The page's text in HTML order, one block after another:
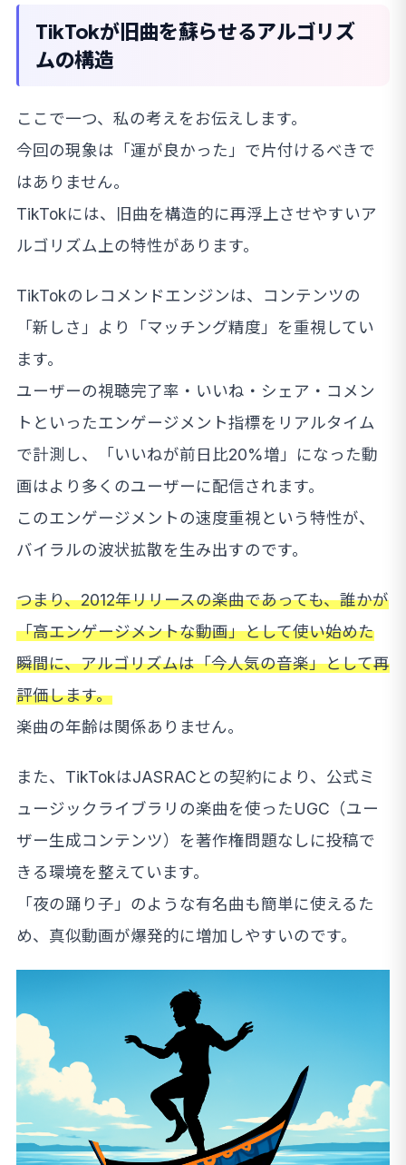
TikTokが旧曲を蘇らせるアルゴリズ
ムの構造
ここで一つ、私の考えをお伝えします。
今回の現象は「運が良かった」で片付けるべきで
はありません。
TikTokには、旧曲を構造的に再浮上させやすいア
ルゴリズム上の特性があります。
TikTokのレコメンドエンジンは、コンテンツの
「新しさ」より「マッチング精度」を重視してい
ます。
ユーザーの視聴完了率・いいね・シェア・コメン
トといったエンゲージメント指標をリアルタイム
で計測し、「いいねが前日比20%増」になった動
画はより多くのユーザーに配信されます。
このエンゲージメントの速度重視という特性が、
バイラルの波状拡散を生み出すのです。
つまり、2012年リリースの楽曲であっても、誰かが
「高エンゲージメントな動画」として使い始めた
瞬間に、アルゴリズムは「今人気の音楽」として再
評価します。
楽曲の年齢は関係ありません。
また、TikTokはJASRACとの契約により、公式ミ
ュージックライブラリの楽曲を使ったUGC（ユー
ザー生成コンテンツ）を著作権問題なしに投稿で
きる環境を整えています。
「夜の踊り子」のような有名曲も簡単に使えるた
め、真似動画が爆発的に増加しやすいのです。